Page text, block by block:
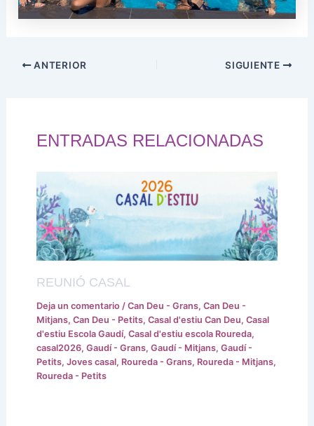
ANTERIOR SIGUIENTE
ENTRADAS RELACIONADAS
REUNIÓ CASAL
Deja un comentario / Can Deu - Grans, Can Deu -
Mitjans, Can Deu - Petits, Casal d'estiu Can Deu, Casal
d'estiu Escola Gaudí, Casal d'estiu escola Roureda,
casal2026, Gaudí - Grans, Gaudí - Mitjans, Gaudí -
Petits, Joves casal, Roureda - Grans, Roureda - Mitjans,
Roureda - Petits